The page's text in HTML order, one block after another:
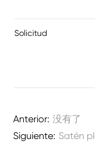
Solicitud
Anterior: 没有了
Siguiente: Satén